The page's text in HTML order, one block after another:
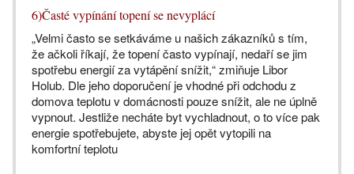
6)Časté vypínání topení se nevyplácí
„Velmi často se setkáváme u našich zákazníků s tím,
že ačkoli říkají, že topení často vypínají, nedaří se jim
spotřebu energií za vytápění snížit,“ zmiňuje Libor
Holub. Dle jeho doporučení je vhodné při odchodu z
domova teplotu v domácnosti pouze snížit, ale ne úplně
vypnout. Jestliže necháte byt vychladnout, o to více pak
energie spotřebujete, abyste jej opět vytopili na
komfortní teplotu